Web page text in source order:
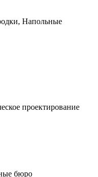
Напольные
проектирование
бюро